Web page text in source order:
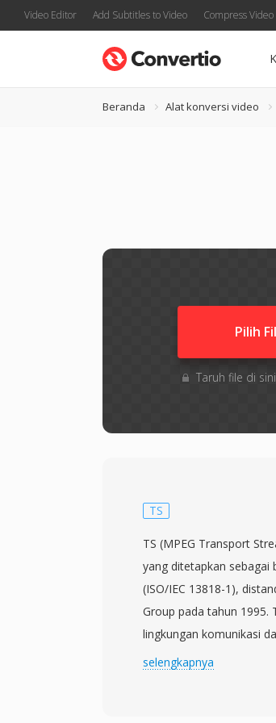
Video Editor Add Subtitles to Video Compress Video
Beranda Alat konversi video
Pilih
Taruh file di
TS
TS (MPEG Transport
yang ditetapkan sebagai
(ISO/IEC 13818-1),
Group pada tahun 1995.
lingkungan komunikasi
kerusakan data mungkin
selengkapnya